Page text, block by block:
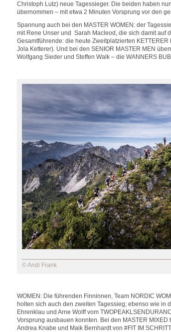
Christoph Lutz) neue Tagessieger. Die beiden haben
übernommen – mit etwa 2 Minuten Vorsprung vor den
Spannung auch bei den MASTER WOMEN: der
mit Rene Unser und Sarah Macleod, die sich damit auf
Gesamtführende: die heute Zweitplatzierten
Jola Ketterer). Und bei den SENIOR MASTER MEN
Wolfgang Sieder und Steffen Walk – die WANNERS
© Andi Frank
WOMEN: Die führenden Finninnen, Team NORDIC
holten sich auch den zweiten Tagessieg; ebenso wie in
Ehrenklau und Arne Wolff vom
Vorsprung ausbauen konnten. Bei den MASTER
Andrea Knabe und Maik Bernhardt von #FIT IM